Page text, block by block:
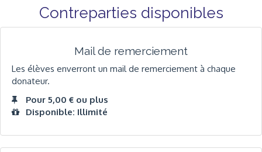
Contreparties disponibles
Mail de remerciement
Les élèves enverront un mail de remerciement à chaque
donateur.
Pour 5,00 € ou plus
Disponible: Illimité